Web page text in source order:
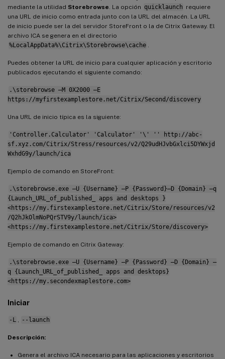
mediante la utilidad Storebrowse . La opción quicklaunch requiere
una URL de inicio como entrada junto con la URL del almacén. La URL
de inicio puede ser la del servidor StoreFront o la de Citrix Gateway. El
archivo ICA se genera en el directorio
%LocalAppData%\Citrix\Storebrowse\cache
Puedes obtener la URL de inicio para cualquier aplicación y escritorio
publicados ejecutando el siguiente comando:
.\storebrowse –M 0X2000 –E
https://myfirstexamplestore.net/Citrix/Second/discovery
Una URL de inicio típica es la siguiente:
'Controller.Calculator' 'Calculator' '\' '' http://abc-
sf.xyz.com/Citrix/Stress/resources/v2/Q29udHJvbGxlci5DYWxjd
WxhdG9y/launch/ica
Ejemplo de comando en StoreFront:
.\storebrowse.exe –U {Username} –P {Password}–D {Domain} –q
{Launch_URL_of_published_ apps and desktops }
<https://my.firstexamplestore.net/Citrix/Store/resources/v2
/Q2hJkOlmNoPQrSTV9y/launch/ica>
<https://my.firstexamplestore.net/Citrix/Store/discovery>
Ejemplo de comando en Citrix Gateway:
.\storebrowse.exe –U {Username} –P {Password} –D {Domain} –
q {Launch_URL_of_published_ apps and desktops}
<https://my.secondexmaplestore.com>
Iniciar
-L --launch
Descripción:
Genera el archivo ICA necesario para las aplicaciones y escritorios